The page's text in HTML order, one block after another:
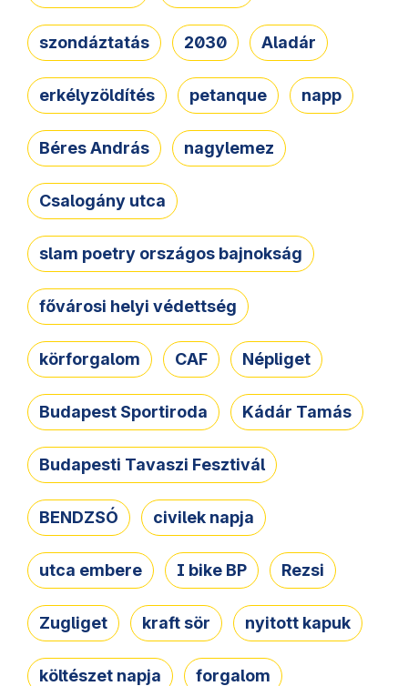
szondáztatás 2030 Aladár
erkélyzöldítés petanque napp
Béres András nagylemez
Csalogány utca
slam poetry országos bajnokság
fővárosi helyi védettség
körforgalom CAF Népliget
Budapest Sportiroda Kádár Tamás
Budapesti Tavaszi Fesztivál
BENDZSÓ civilek napja
utca embere I bike BP Rezsi
Zugliget kraft sör nyitott kapuk
költészet napja forgalom